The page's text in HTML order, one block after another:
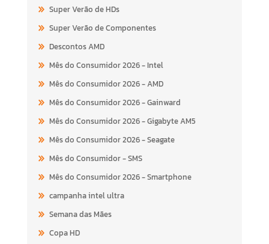
Super Verão de HDs
Super Verão de Componentes
Descontos AMD
Mês do Consumidor 2026 - Intel
Mês do Consumidor 2026 - AMD
Mês do Consumidor 2026 - Gainward
Mês do Consumidor 2026 - Gigabyte AM5
Mês do Consumidor 2026 - Seagate
Mês do Consumidor - SMS
Mês do Consumidor 2026 - Smartphone
campanha intel ultra
Semana das Mães
Copa HD